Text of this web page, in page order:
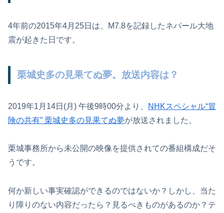
4年前の2015年4月25日は、M7.8を記録したネパール大地
震が起きた日です。
栗城史多の見果てぬ夢。放送内容は？
2019年1月14日(月) 午後9時00分より、
NHKスペシャル“冒
険の共有” 栗城史多の見果てぬ夢が放送されました。
栗城事務所から未公開の映像を提供されての番組構成だそ
うです。
何か新しい事実確認ができるのではないか？しかし、当た
り障りのない内容だったら？見るべきものがあるのか？テ